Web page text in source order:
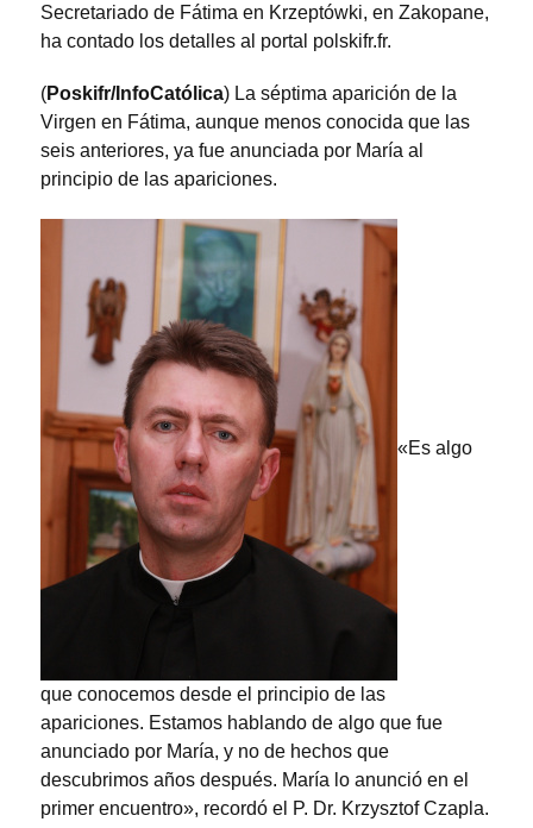
Secretariado de Fátima en Krzeptówki, en Zakopane,
ha contado los detalles al portal polskifr.fr.
(Poskifr/InfoCatólica) La séptima aparición de la
Virgen en Fátima, aunque menos conocida que las
seis anteriores, ya fue anunciada por María al
principio de las apariciones.
«Es algo
que conocemos desde el principio de las
apariciones. Estamos hablando de algo que fue
anunciado por María, y no de hechos que
descubrimos años después. María lo anunció en el
primer encuentro», recordó el P. Dr. Krzysztof Czapla.